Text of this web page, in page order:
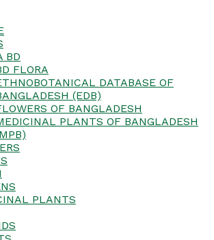
BD
FLORA
DATABASE OF
(EDB)
OF BANGLADESH
PLANTS OF BANGLADESH
PLANTS